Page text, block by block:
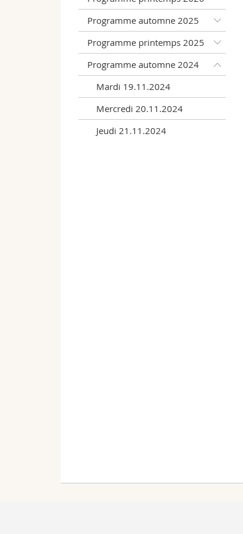
Programme automne 2025
Programme printemps 2025
Programme automne 2024
Mardi 19.11.2024
Mercredi 20.11.2024
Jeudi 21.11.2024